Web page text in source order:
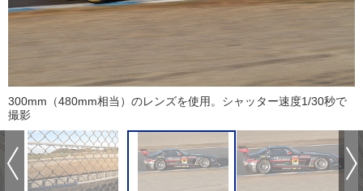
300mm（480mm相当）のレンズを使用。シャッター速度1/30秒で
撮影